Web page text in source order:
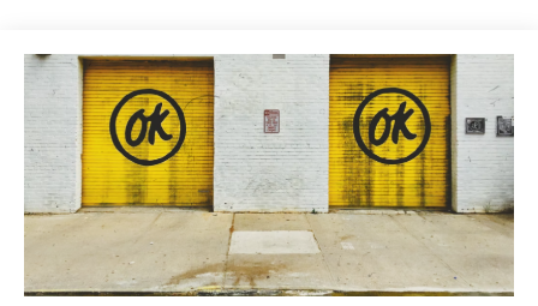
8,
2022
Saenko